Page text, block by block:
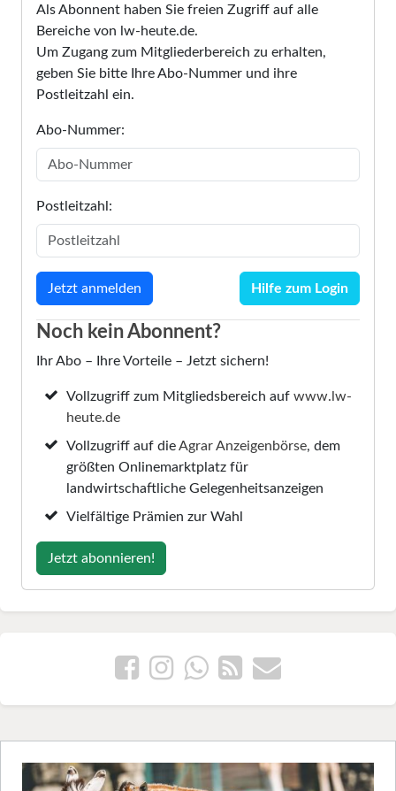
Als Abonnent haben Sie freien Zugriff auf alle
Bereiche von lw-heute.de.
Um Zugang zum Mitgliederbereich zu erhalten,
geben Sie bitte Ihre Abo-Nummer und ihre
Postleitzahl ein.
Abo-Nummer:
Postleitzahl:
Hilfe zum Login
Noch kein Abonnent?
Ihr Abo – Ihre Vorteile – Jetzt sichern!
Vollzugriff zum Mitgliedsbereich aufwww.lw-
heute.de
Vollzugriff auf dieAgrar Anzeigenbörse, dem
größten Onlinemarktplatz für
landwirtschaftliche Gelegenheitsanzeigen
Vielfältige Prämien zur Wahl
Jetzt abonnieren!